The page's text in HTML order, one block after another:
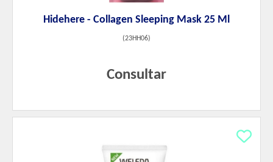
Hidehere - Collagen Sleeping Mask 25 Ml
(23HH06)
Consultar